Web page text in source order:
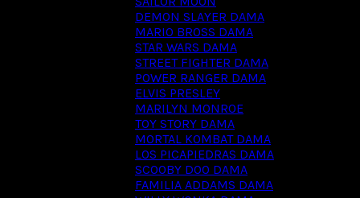
DEMON SLAYER DAMA
MARIO BROSS DAMA
STAR WARS DAMA
STREET FIGHTER DAMA
POWER RANGER DAMA
ELVIS PRESLEY
MARILYN MONROE
TOY STORY DAMA
MORTAL KOMBAT DAMA
LOS PICAPIEDRAS DAMA
SCOOBY DOO DAMA
FAMILIA ADDAMS DAMA